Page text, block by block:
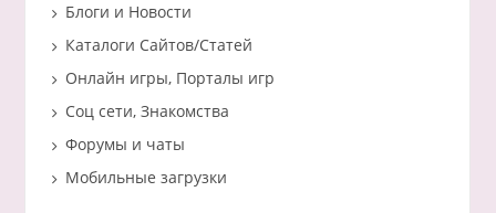
Блоги и Новости
Каталоги Сайтов/Статей
Онлайн игры, Порталы игр
Соц сети, Знакомства
Форумы и чаты
Мобильные загрузки